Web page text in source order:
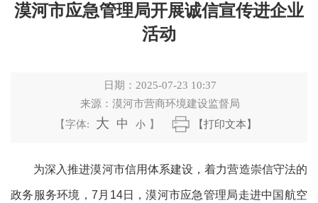
漠河市应急管理局开展诚信宣传进企业
活动
日期： 2025-07-23 10:37
来源：漠河市营商环境建设监督局
【字体:
大 中 小 】 【打印文本】
为深入推进漠河市信用体系建设，着力营造崇信守法的
政务服务环境， 7月14日 ，漠河市应急管理局走进中国航空